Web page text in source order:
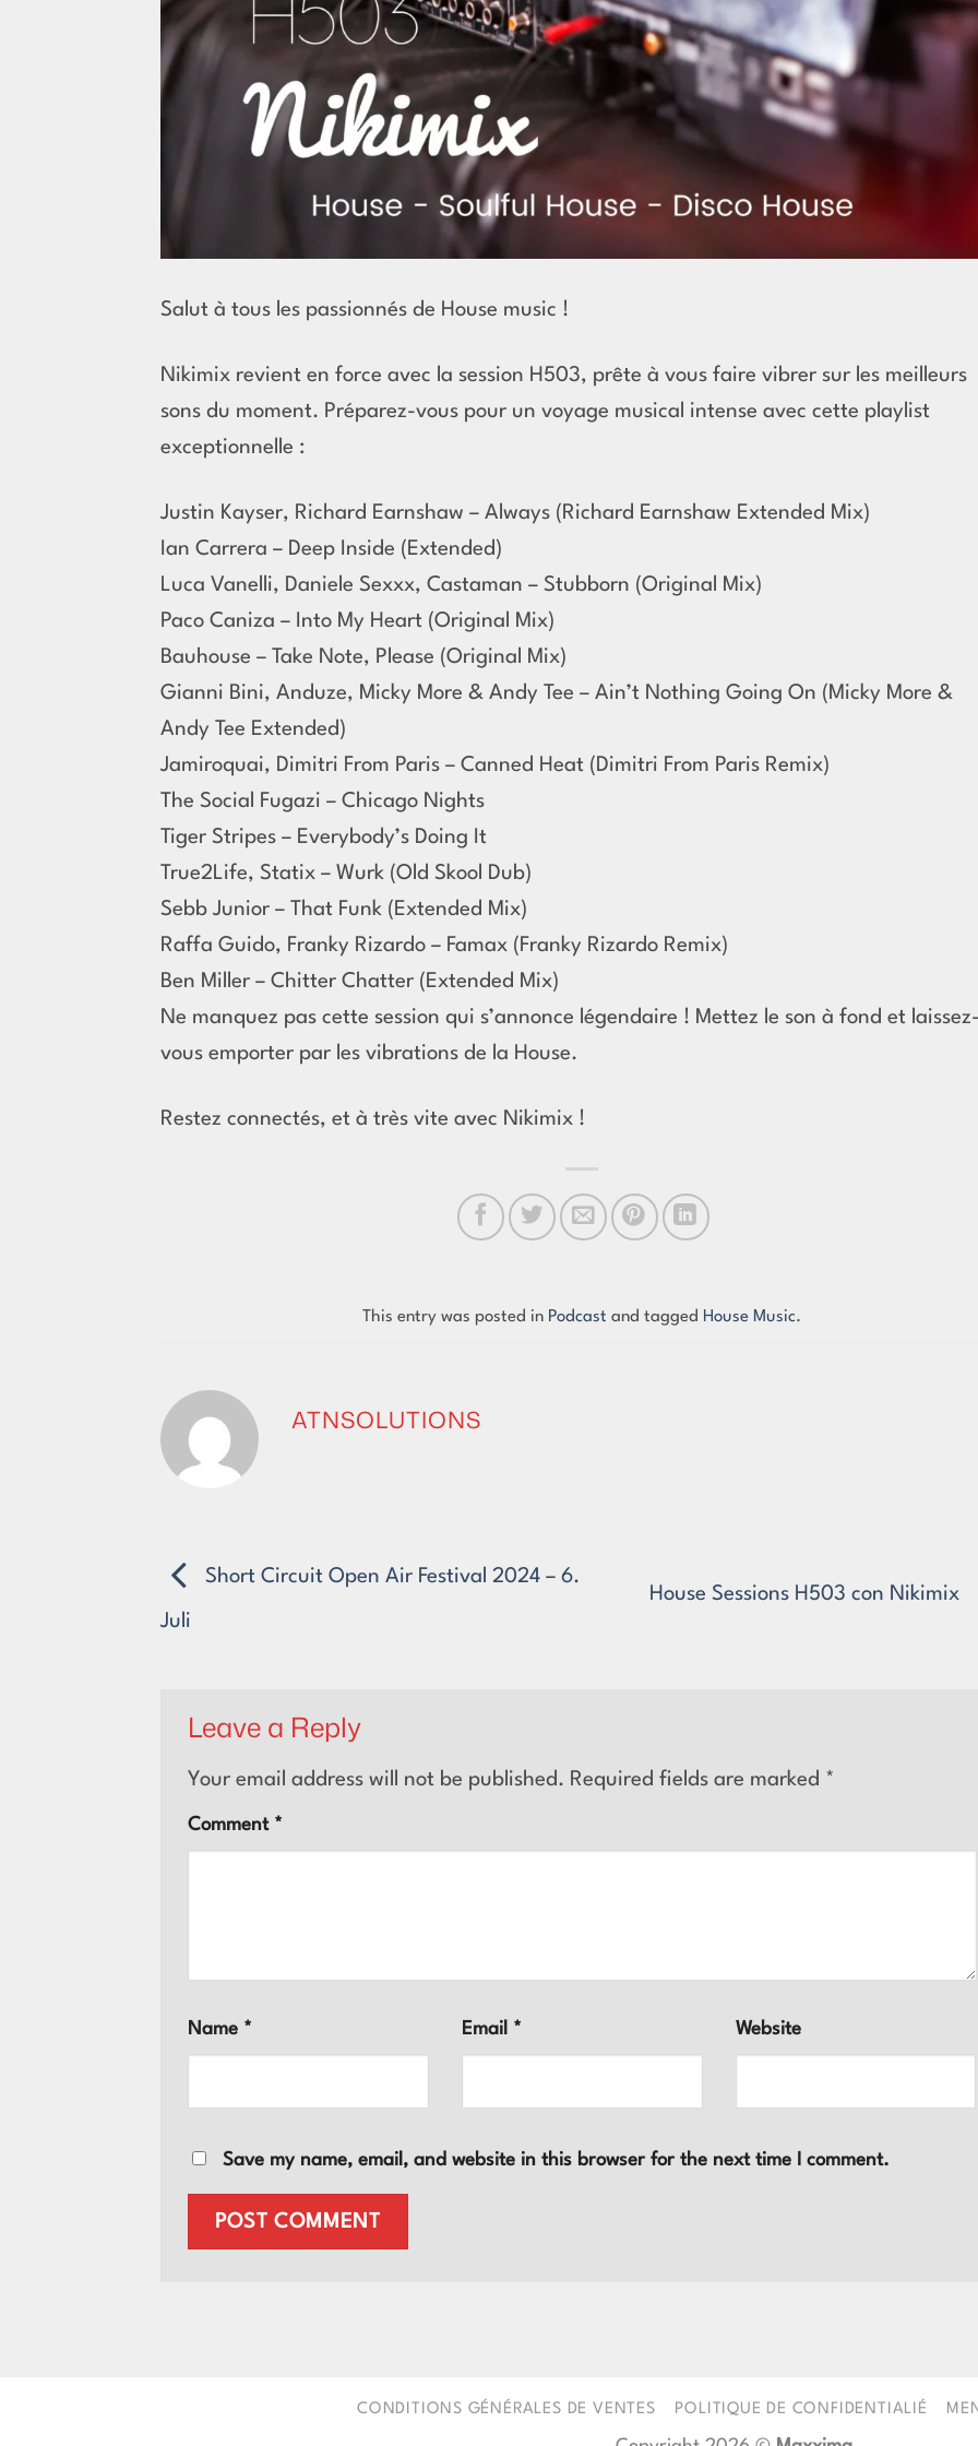
Salut à tous les passionnés de House music !
Nikimix revient en force avec la session H503, prête à vous faire vibrer sur les meilleurs
sons du moment. Préparez-vous pour un voyage musical intense avec cette playlist
exceptionnelle :
Justin Kayser, Richard Earnshaw – Always (Richard Earnshaw Extended Mix)
Ian Carrera – Deep Inside (Extended)
Luca Vanelli, Daniele Sexxx, Castaman – Stubborn (Original Mix)
Paco Caniza – Into My Heart (Original Mix)
Bauhouse – Take Note, Please (Original Mix)
Gianni Bini, Anduze, Micky More & Andy Tee – Ain’t Nothing Going On (Micky More &
Andy Tee Extended)
Jamiroquai, Dimitri From Paris – Canned Heat (Dimitri From Paris Remix)
The Social Fugazi – Chicago Nights
Tiger Stripes – Everybody’s Doing It
True2Life, Statix – Wurk (Old Skool Dub)
Sebb Junior – That Funk (Extended Mix)
Raffa Guido, Franky Rizardo – Famax (Franky Rizardo Remix)
Ben Miller – Chitter Chatter (Extended Mix)
Ne manquez pas cette session qui s’annonce légendaire ! Mettez le son à fond et
vous emporter par les vibrations de la House.
Restez connectés, et à très vite avec Nikimix !
This entry was posted in Podcast and tagged House Music.
ATNSOLUTIONS
Short Circuit Open Air Festival 2024 – 6.
Juli
House Sessions H503 con Nikimix
Leave a Reply
Your email address will not be published. Required fields are marked *
Comment *
Name * Email * Website
Save my name, email, and website in this browser for the next time I comment.
CONDITIONS GÉNÉRALES DE VENTES POLITIQUE DE CONFIDENTIALIÉ